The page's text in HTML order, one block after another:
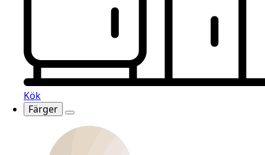
Kök
Färger